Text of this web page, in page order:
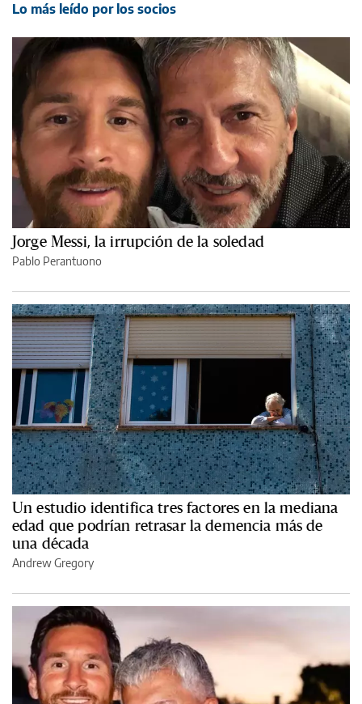
Lo más leído por los socios
Jorge Messi, la irrupción de la soledad
Pablo Perantuono
Un estudio identifica tres factores en la mediana
edad que podrían retrasar la demencia más de
una década
Andrew Gregory